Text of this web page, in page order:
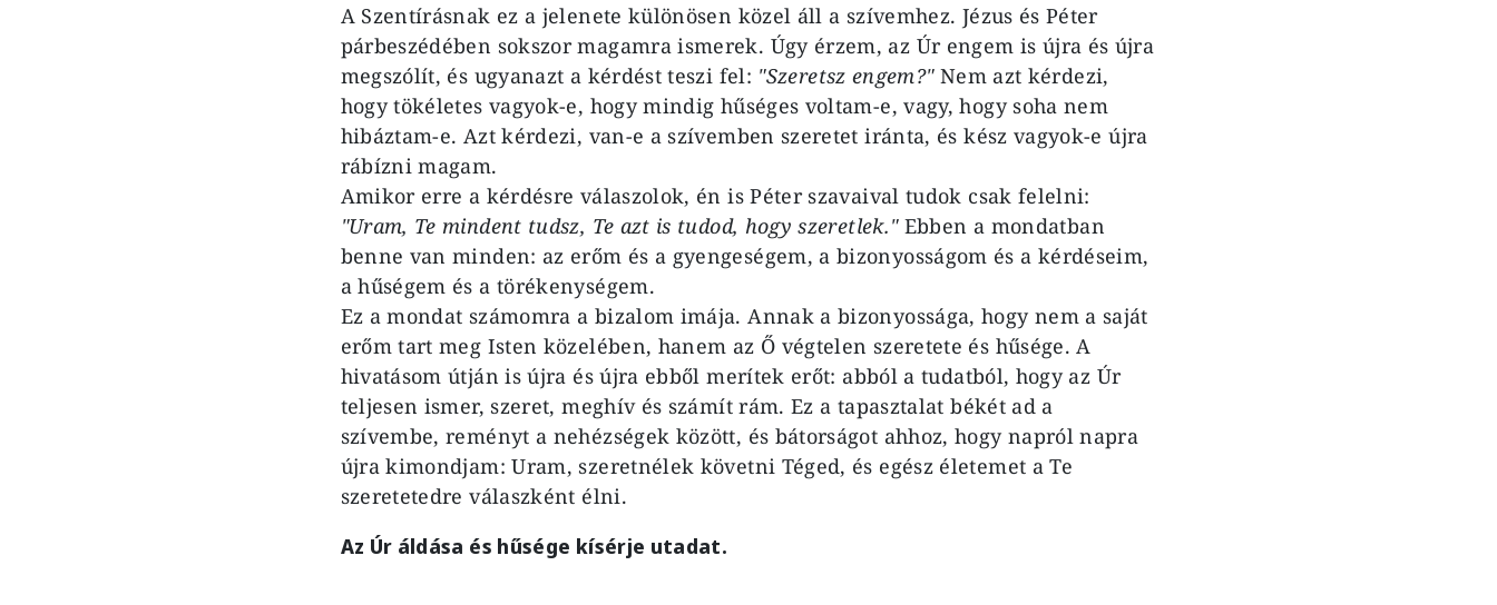
A Szentírásnak ez a jelenete különösen közel áll a szívemhez. Jézus és Péter
párbeszédében sokszor magamra ismerek. Úgy érzem, az Úr engem is újra és újra
megszólít, és ugyanazt a kérdést teszi fel: "Szeretsz engem?"Nem azt kérdezi,
hogy tökéletes vagyok-e, hogy mindig hűséges voltam-e, vagy, hogy soha nem
hibáztam-e. Azt kérdezi, van-e a szívemben szeretet iránta, és kész vagyok-e újra
rábízni magam.
Amikor erre a kérdésre válaszolok, én is Péter szavaival tudok csak felelni:
"Uram, Te mindent tudsz, Te azt is tudod, hogy szeretlek."Ebben a mondatban
benne van minden: az erőm és a gyengeségem, a bizonyosságom és a kérdéseim,
a hűségem és a törékenységem.
Ez a mondat számomra a bizalom imája. Annak a bizonyossága, hogy nem a saját
erőm tart meg Isten közelében, hanem az Ő végtelen szeretete és hűsége. A
hivatásom útján is újra és újra ebből merítek erőt: abból a tudatból, hogy az Úr
teljesen ismer, szeret, meghív és számít rám. Ez a tapasztalat békét ad a
szívembe, reményt a nehézségek között, és bátorságot ahhoz, hogy napról napra
újra kimondjam: Uram, szeretnélek követni Téged, és egész életemet a Te
szeretetedre válaszként élni.
Az Úr áldása és hűsége kísérje utadat.